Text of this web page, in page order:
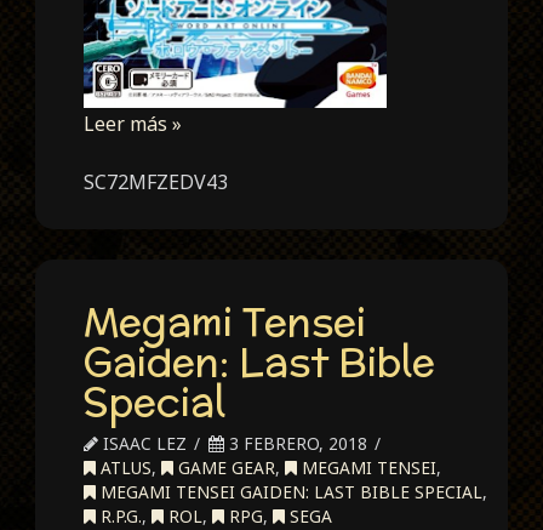
Leer más »
SC72MFZEDV43
Megami Tensei
Gaiden: Last Bible
Special
ISAAC LEZ
3 FEBRERO, 2018
ATLUS, GAME GEAR, MEGAMI TENSEI,
MEGAMI TENSEI GAIDEN: LAST BIBLE SPECIAL,
R.P.G., ROL, RPG, SEGA